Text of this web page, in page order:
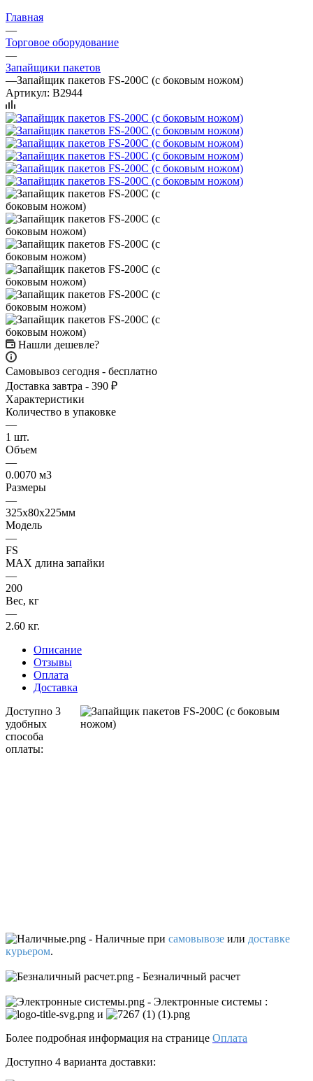
Главная
—
Торговое оборудование
—
Запайщики пакетов
—Запайщик пакетов FS-200C (с боковым ножом)
Артикул: B2944
Нашли дешевле?
Самовывоз сегодня - бесплатно
Доставка завтра - 390 ₽
Характеристики
Количество в упаковке
—
1 шт.
Объем
—
0.0070 м3
Размеры
—
325x80x225мм
Модель
—
FS
MAX длина запайки
—
200
Вес, кг
—
2.60 кг.
Описание
Отзывы
Оплата
Доставка
Доступно 3
удобных
способа
оплаты:
- Наличные при самовывозе или доставке
курьером.
- Безналичный расчет
- Электронные системы :
и
Более подробная информация на странице Оплата
Доступно 4 варианта доставки: